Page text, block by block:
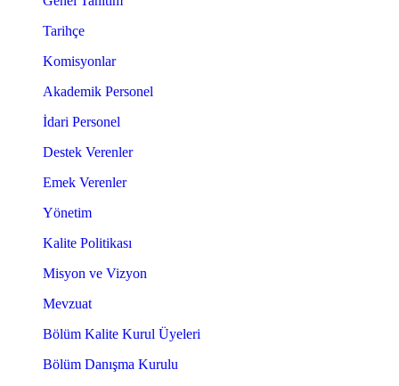
Tarihçe
Komisyonlar
Akademik Personel
İdari Personel
Destek Verenler
Emek Verenler
Yönetim
Kalite Politikası
Misyon ve Vizyon
Mevzuat
Bölüm Kalite Kurul Üyeleri
Bölüm Danışma Kurulu